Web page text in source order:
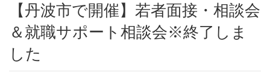
【丹波市で開催】若者面接・相談会
＆就職サポート相談会※終了しま
した